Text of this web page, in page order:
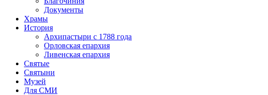
Документы
Храмы
История
Архипастыри с 1788 года
Орловская епархия
Ливенская епархия
Святые
Святыни
Музей
Для СМИ